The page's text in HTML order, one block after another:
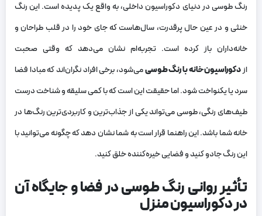
رنگ طوسی در دنیای دکوراسیون داخلی، به واقع یک پدیده است. این رنگ
خنثی و در عین حال پرقدرت، سال‌هاست که جای خود را در قلب طراحان و
خانه‌داران باز کرده است. تجربه‌ام نشان می‌دهد که وقتی صحبت
ازدکوراسیون خانه با رنگ طوسیمی‌شود، برخی افراد نگران‌اند که مبادا فضا
سرد یا یکنواخت شود. اما حقیقت این است که با کمی سلیقه و شناخت درست
طیف‌های رنگی، طوسی می‌تواند یکی از جذاب‌ترین و کاربردی‌ترین رنگ‌ها در
خانه شما باشد. این راهنما قرار است به شما نشان دهد که چگونه می‌توانید با
این رنگ جادو کنید و فضایی خیره‌کننده خلق کنید.
تأثیر روانی رنگ طوسی در فضا و جایگاه آن
در دکوراسیون منزل